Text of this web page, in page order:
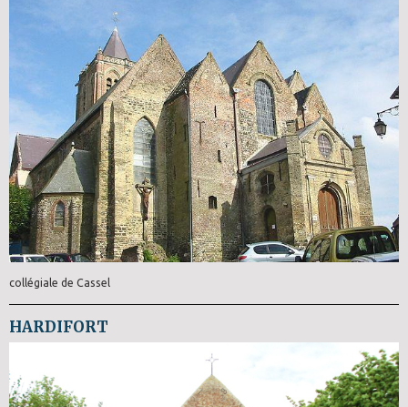
collégiale de Cassel
HARDIFORT